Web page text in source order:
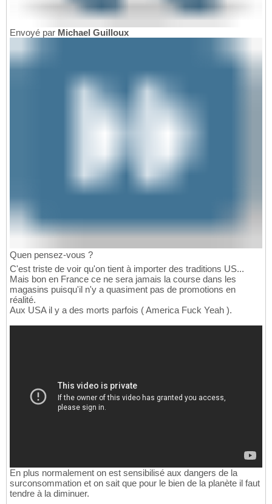
Envoyé par Michael Guilloux
Quen pensez-vous ?
C'est triste de voir qu'on tient à importer des traditions US...
Mais bon en France ce ne sera jamais la course dans les
magasins puisqu'il n'y a quasiment pas de promotions en
réalité.
Aux USA il y a des morts parfois ( America Fuck Yeah ).
En plus normalement on est sensibilisé aux dangers de la
surconsommation et on sait que pour le bien de la planète il faut
tendre à la diminuer.